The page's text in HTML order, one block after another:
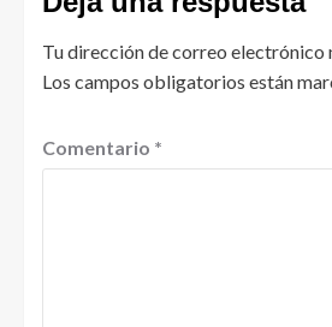
Tu dirección de correo electrónico
Los campos obligatorios están
Comentario *